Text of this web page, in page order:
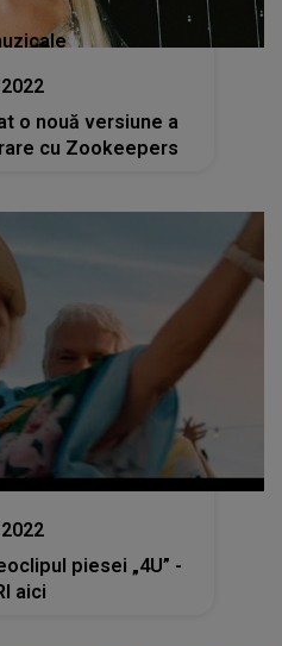
o nouă versiune a
cu Zookeepers
piesei „4U” -
aici